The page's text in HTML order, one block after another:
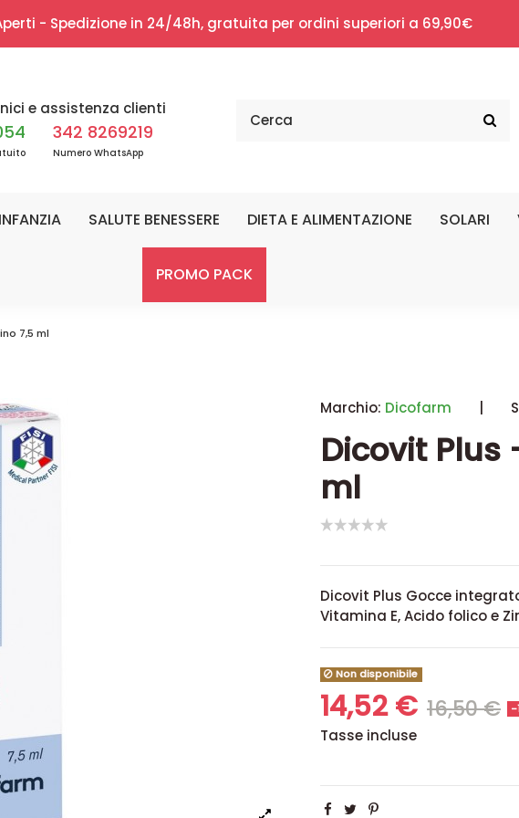
- Spedizione in 24/48h, gratuita per ordini superiori a 69,90€
e assistenza clienti
342 8269219
Numero WhatsApp
SALUTE BENESSERE DIETA E ALIMENTAZIONE SOLARI
PROMO PACK
7,5 ml
Marchio: Dicofarm |
Dicovit Plus
ml
Dicovit Plus Gocce
Vitamina E, Acido folico e
Non disponibile
14,52 € 16,50 € -
Tasse incluse